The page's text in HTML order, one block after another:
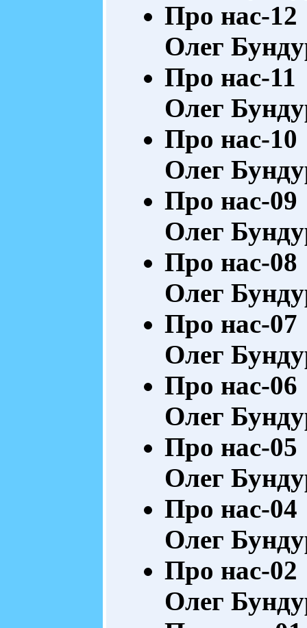
Про нас-12
Олег
Про нас-11
Олег
Про нас-10
Олег
Про нас-09
Олег
Про нас-08
Олег
Про нас-07
Олег
Про нас-06
Олег
Про нас-05
Олег
Про нас-04
Олег
Про нас-02
Олег